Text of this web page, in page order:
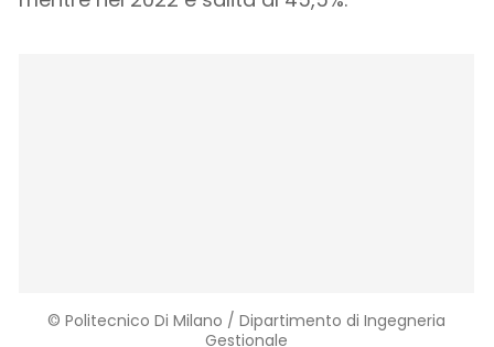
© Politecnico Di Milano / Dipartimento di Ingegneria
Gestionale